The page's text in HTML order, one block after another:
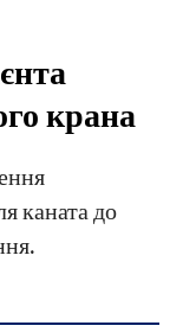
мостових
крана
каната до